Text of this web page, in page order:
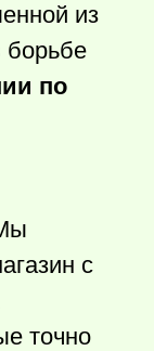
из
борьбе
по
с
точно